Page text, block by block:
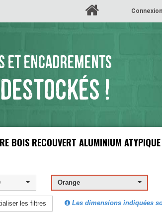
Connexion
ET ENCADREMENTS
!
BOIS
les filtres Les dimensions indiquées